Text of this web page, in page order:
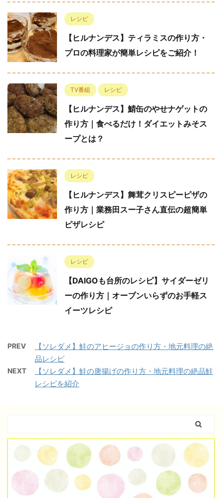
レシピ
【ヒルナンデス】ティラミスの作り方・
プロの料理家が簡単レシピをご紹介！
TV番組 レシピ
【ヒルナンデス】鯖缶のやせナゲットの
作り方｜食べるだけ！ダイエットみそス
ープとは？
レシピ
【ヒルナンデス】舞茸クリスピーピザの
作り方｜業務田スー子さん直伝の超簡単
ピザレシピ
レシピ
【DAIGOも台所のレシピ】サイダーゼリ
ーの作り方｜オーブンいらずのお手軽ス
イーツレシピ
PREV
【ソレダメ】鮭のアヒージョの作り方・地元料理の絶
品レシピ
NEXT
【ソレダメ】鮭の唐揚げの作り方・地元料理の絶品鮭
レシピを紹介